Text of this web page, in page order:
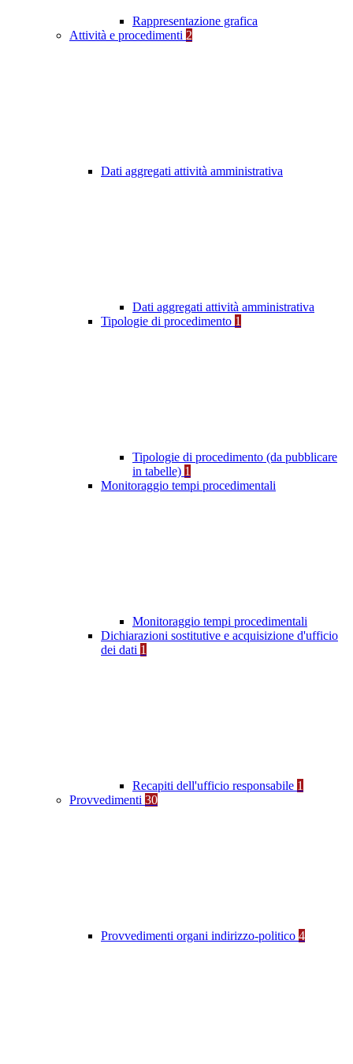
Rappresentazione grafica
Attività e procedimenti 2
Dati aggregati attività amministrativa
Dati aggregati attività amministrativa
Tipologie di procedimento 1
Tipologie di procedimento (da pubblicare
in tabelle) 1
Monitoraggio tempi procedimentali
Monitoraggio tempi procedimentali
Dichiarazioni sostitutive e acquisizione d'ufficio
dei dati 1
Recapiti dell'ufficio responsabile 1
Provvedimenti 30
Provvedimenti organi indirizzo-politico 4